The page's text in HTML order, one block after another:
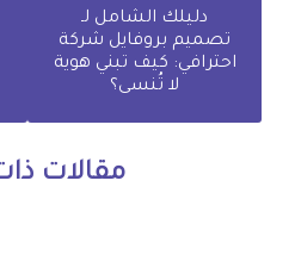
دليلك الشامل لـ
تصميم بروفايل شركة
احترافي: كيف تبني هوية
لا تُنسى؟
مقالات